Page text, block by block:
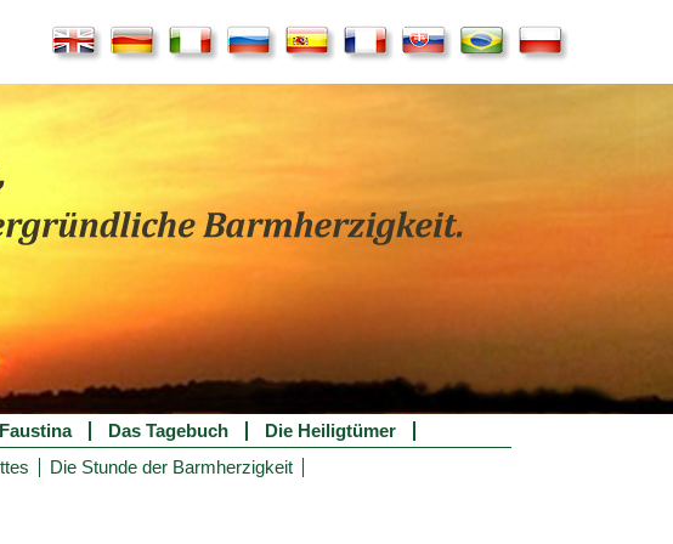
Das Tagebuch
Die Heiligtümer
Die Stunde der Barmherzigkeit